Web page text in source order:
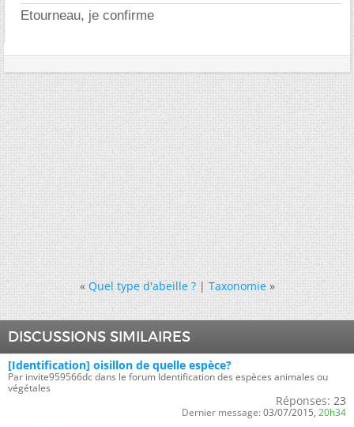
Etourneau, je confirme
« Quel type d'abeille ?|Taxonomie »
DISCUSSIONS SIMILAIRES
[Identification] oisillon de quelle espèce?
Par invite959566dc dans le forum Identification des espèces animales ou
végétales
Réponses: 23
Dernier message: 03/07/2015, 20h34